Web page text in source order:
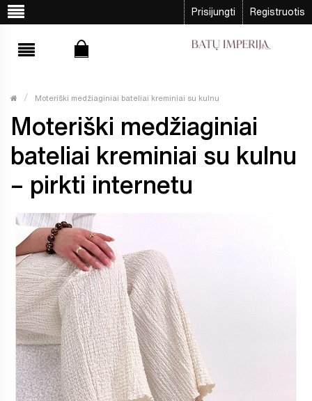
Prisijungti Registruotis
Moteriški medžiaginiai bateliai kreminiai su kulnu
Moteriški medžiaginiai
bateliai kreminiai su kulnu
– pirkti internetu